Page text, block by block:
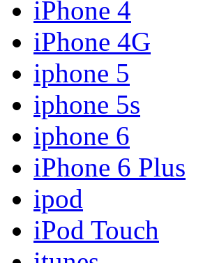
iPhone 4
iPhone 4G
iphone 5
iphone 5s
iphone 6
iPhone 6 Plus
ipod
iPod Touch